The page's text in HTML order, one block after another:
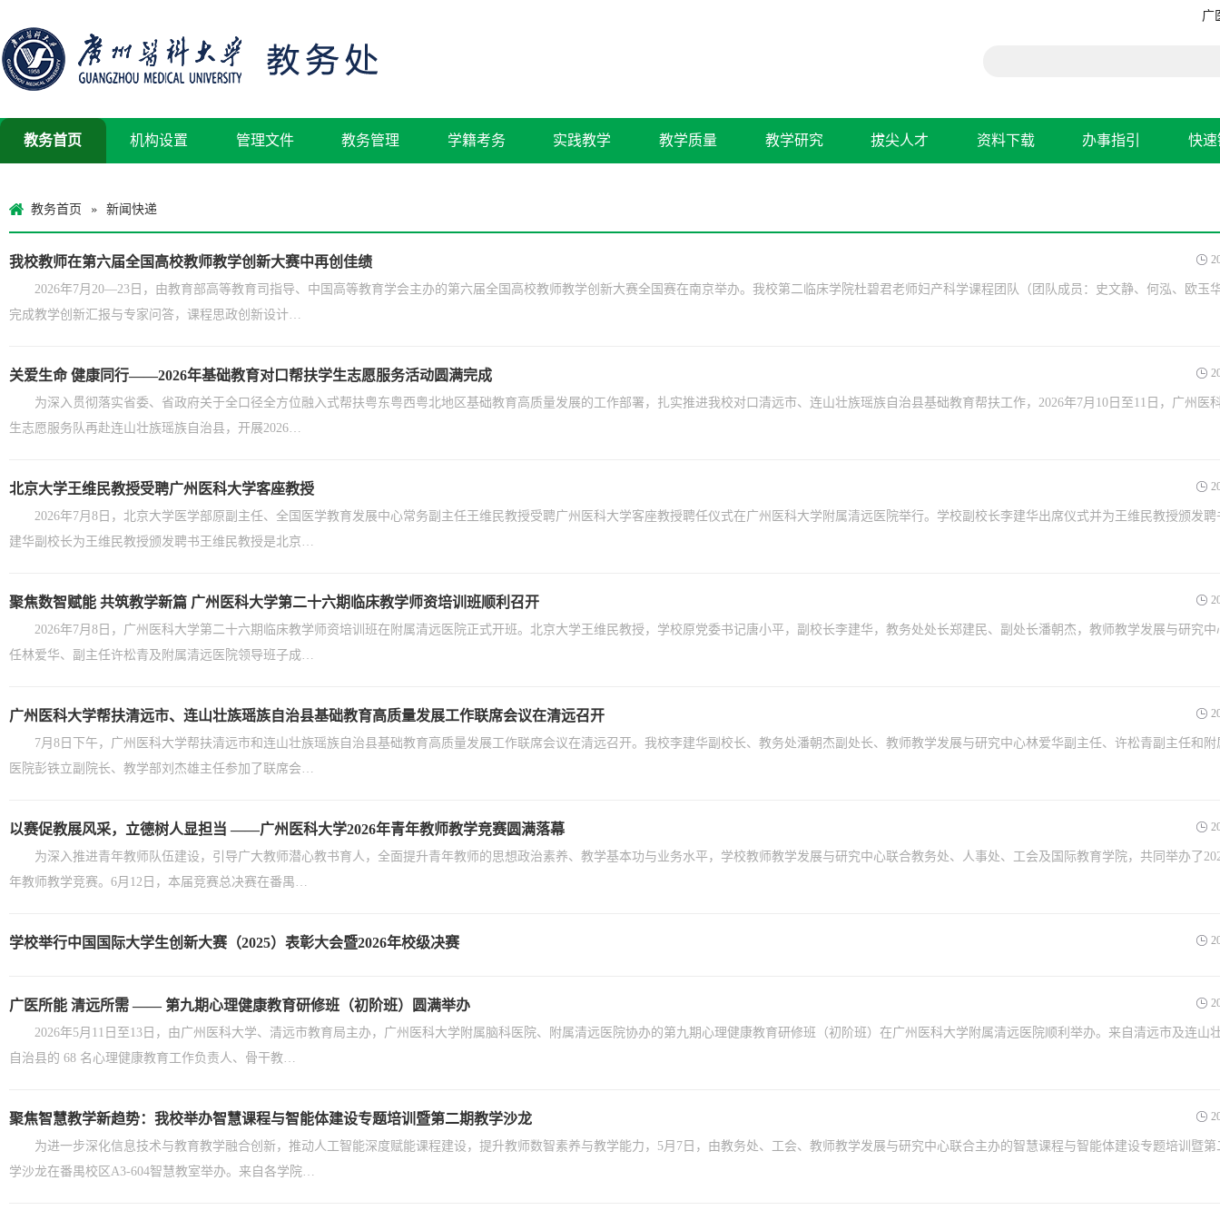
广
教务首页 机构设置 管理文件 教务管理 学籍考务 实践教学 教学质量 教学研究 拔尖人才 资料下载 办事指引 快
教务首页 » 新闻快递
我校教师在第六届全国高校教师教学创新大赛中再创佳绩
2026年7月20—23日，由教育部高等教育司指导、中国高等教育学会主办的第六届全国高校教师教学创新大赛全国赛在南京举办。我校第二临床学院杜碧君老师妇产科学课程团队（团队成员：史文静、何泓、欧玉
完成教学创新汇报与专家问答，课程思政创新设计…
关爱生命 健康同行——2026年基础教育对口帮扶学生志愿服务活动圆满完成
为深入贯彻落实省委、省政府关于全口径全方位融入式帮扶粤东粤西粤北地区基础教育高质量发展的工作部署，扎实推进我校对口清远市、连山壮族瑶族自治县基础教育帮扶工作，2026年7月10日至11日，广州医
生志愿服务队再赴连山壮族瑶族自治县，开展2026…
北京大学王维民教授受聘广州医科大学客座教授
2026年7月8日，北京大学医学部原副主任、全国医学教育发展中心常务副主任王维民教授受聘广州医科大学客座教授聘任仪式在广州医科大学附属清远医院举行。学校副校长李建华出席仪式并为王维民教授颁发聘
建华副校长为王维民教授颁发聘书王维民教授是北京…
聚焦数智赋能 共筑教学新篇 广州医科大学第二十六期临床教学师资培训班顺利召开
2026年7月8日，广州医科大学第二十六期临床教学师资培训班在附属清远医院正式开班。北京大学王维民教授，学校原党委书记唐小平，副校长李建华，教务处处长郑建民、副处长潘朝杰，教师教学发展与研究中
任林爱华、副主任许松青及附属清远医院领导班子成…
广州医科大学帮扶清远市、连山壮族瑶族自治县基础教育高质量发展工作联席会议在清远召开
7月8日下午，广州医科大学帮扶清远市和连山壮族瑶族自治县基础教育高质量发展工作联席会议在清远召开。我校李建华副校长、教务处潘朝杰副处长、教师教学发展与研究中心林爱华副主任、许松青副主任和附
医院彭铁立副院长、教学部刘杰雄主任参加了联席会…
以赛促教展风采，立德树人显担当 ——广州医科大学2026年青年教师教学竞赛圆满落幕
为深入推进青年教师队伍建设，引导广大教师潜心教书育人，全面提升青年教师的思想政治素养、教学基本功与业务水平，学校教师教学发展与研究中心联合教务处、人事处、工会及国际教育学院，共同举办了
年教师教学竞赛。6月12日，本届竞赛总决赛在番禺…
学校举行中国国际大学生创新大赛（2025）表彰大会暨2026年校级决赛
广医所能 清远所需 —— 第九期心理健康教育研修班（初阶班）圆满举办
2026年5月11日至13日，由广州医科大学、清远市教育局主办，广州医科大学附属脑科医院、附属清远医院协办的第九期心理健康教育研修班（初阶班）在广州医科大学附属清远医院顺利举办。来自清远市及连山
自治县的 68 名心理健康教育工作负责人、骨干教…
聚焦智慧教学新趋势：我校举办智慧课程与智能体建设专题培训暨第二期教学沙龙
为进一步深化信息技术与教育教学融合创新，推动人工智能深度赋能课程建设，提升教师数智素养与教学能力，5月7日，由教务处、工会、教师教学发展与研究中心联合主办的智慧课程与智能体建设专题培训暨第
学沙龙在番禺校区A3-604智慧教室举办。来自各学院…